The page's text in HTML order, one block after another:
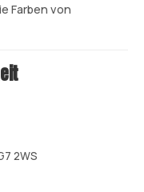
Farben von
2WS